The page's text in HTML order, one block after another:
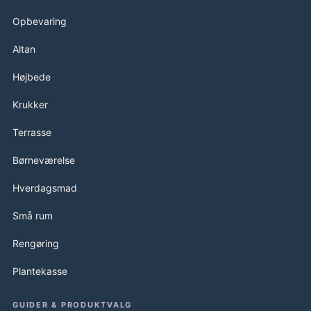
Opbevaring
Altan
Højbede
Krukker
Terrasse
Børneværelse
Hverdagsmad
Små rum
Rengøring
Plantekasse
GUIDER & PRODUKTVALG